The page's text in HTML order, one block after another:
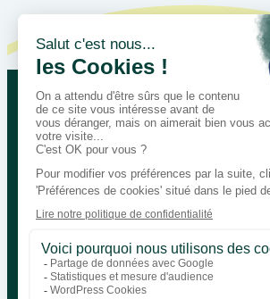
Let’s talk about your
Bégénat
Level of education